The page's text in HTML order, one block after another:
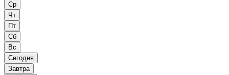
Ср
Чт
Пт
Сб
Вс
Сегодня
Завтра